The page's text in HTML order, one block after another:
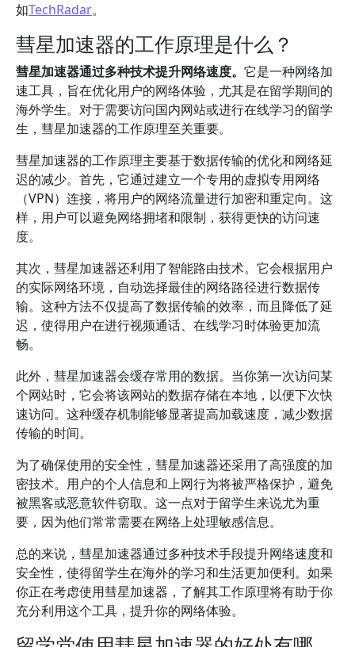
如TechRadar。
彗星加速器的工作原理是什么？
彗星加速器通过多种技术提升网络速度。 它是一种网络加
速工具，旨在优化用户的网络体验，尤其是在留学期间的
海外学生。对于需要访问国内网站或进行在线学习的留学
生，彗星加速器的工作原理至关重要。
彗星加速器的工作原理主要基于数据传输的优化和网络延
迟的减少。首先，它通过建立一个专用的虚拟专用网络
（VPN）连接，将用户的网络流量进行加密和重定向。这
样，用户可以避免网络拥堵和限制，获得更快的访问速
度。
其次，彗星加速器还利用了智能路由技术。它会根据用户
的实际网络环境，自动选择最佳的网络路径进行数据传
输。这种方法不仅提高了数据传输的效率，而且降低了延
迟，使得用户在进行视频通话、在线学习时体验更加流
畅。
此外，彗星加速器会缓存常用的数据。当你第一次访问某
个网站时，它会将该网站的数据存储在本地，以便下次快
速访问。这种缓存机制能够显著提高加载速度，减少数据
传输的时间。
为了确保使用的安全性，彗星加速器还采用了高强度的加
密技术。用户的个人信息和上网行为将被严格保护，避免
被黑客或恶意软件窃取。这一点对于留学生来说尤为重
要，因为他们常常需要在网络上处理敏感信息。
总的来说，彗星加速器通过多种技术手段提升网络速度和
安全性，使得留学生在海外的学习和生活更加便利。如果
你正在考虑使用彗星加速器，了解其工作原理将有助于你
充分利用这个工具，提升你的网络体验。